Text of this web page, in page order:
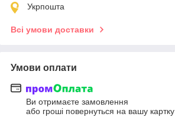
Укрпошта
Всі умови доставки
Умови оплати
Ви отримаєте замовлення
або гроші повернуться на вашу картку